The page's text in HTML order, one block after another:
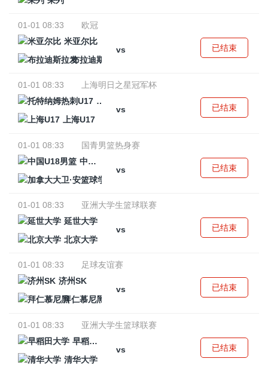
01-01 08:33
欧冠
米亚尔比
vs
布拉迪斯拉发
已结束
01-01 08:33
上海明日之星冠军杯
托特纳姆热刺U17
vs
上海U17
已结束
01-01 08:33
国青男篮热身赛
中国U18男篮
vs
已结束
01-01 08:33
亚洲大学生篮球联赛
延世大学
vs
北京大学
已结束
01-01 08:33
足球友谊赛
济州SK
vs
拜仁慕尼黑
已结束
01-01 08:33
亚洲大学生篮球联赛
早稻田大学
vs
清华大学
已结束